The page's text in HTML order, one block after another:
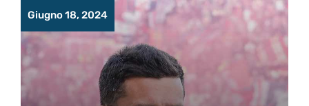
Giugno 18, 2024